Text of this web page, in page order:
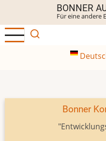
Inhalt
BONNER
Für eine andere
Bonner